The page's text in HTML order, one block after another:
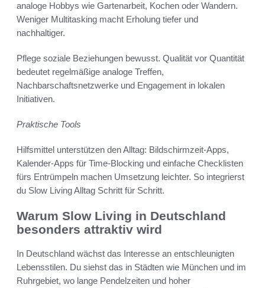
analoge Hobbys wie Gartenarbeit, Kochen oder Wandern.
Weniger Multitasking macht Erholung tiefer und
nachhaltiger.
Pflege soziale Beziehungen bewusst. Qualität vor Quantität
bedeutet regelmäßige analoge Treffen,
Nachbarschaftsnetzwerke und Engagement in lokalen
Initiativen.
Praktische Tools
Hilfsmittel unterstützen den Alltag: Bildschirmzeit-Apps,
Kalender-Apps für Time-Blocking und einfache Checklisten
fürs Entrümpeln machen Umsetzung leichter. So integrierst
du Slow Living Alltag Schritt für Schritt.
Warum Slow Living in Deutschland
besonders attraktiv wird
In Deutschland wächst das Interesse an entschleunigten
Lebensstilen. Du siehst das in Städten wie München und im
Ruhrgebiet, wo lange Pendelzeiten und hoher